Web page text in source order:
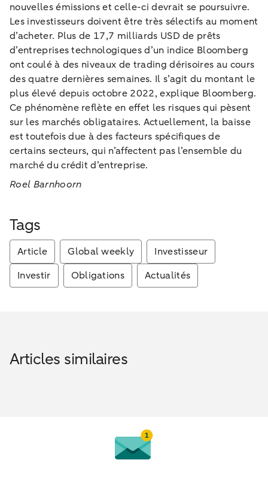
nouvelles émissions et celle-ci devrait se poursuivre.
Les investisseurs doivent être très sélectifs au moment
d’acheter. Plus de 17,7 milliards USD de prêts
d’entreprises technologiques d’un indice Bloomberg
ont coulé à des niveaux de trading dérisoires au cours
des quatre dernières semaines. Il s’agit du montant le
plus élevé depuis octobre 2022, explique Bloomberg.
Ce phénomène reflète en effet les risques qui pèsent
sur les marchés obligataires. Actuellement, la baisse
est toutefois due à des facteurs spécifiques de
certains secteurs, qui n’affectent pas l’ensemble du
marché du crédit d’entreprise.
Roel Barnhoorn
Tags
Article Global weekly
Investisseur
Investir
Obligations Actualités
Articles similaires